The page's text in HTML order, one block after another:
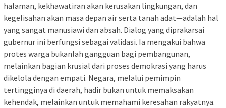
halaman, kekhawatiran akan kerusakan lingkungan, dan
kegelisahan akan masa depan air serta tanah adat—adalah hal
yang sangat manusiawi dan absah. Dialog yang diprakarsai
gubernur ini berfungsi sebagai validasi. Ia mengakui bahwa
protes warga bukanlah gangguan bagi pembangunan,
melainkan bagian krusial dari proses demokrasi yang harus
dikelola dengan empati. Negara, melalui pemimpin
tertingginya di daerah, hadir bukan untuk memaksakan
kehendak, melainkan untuk memahami keresahan rakyatnya.